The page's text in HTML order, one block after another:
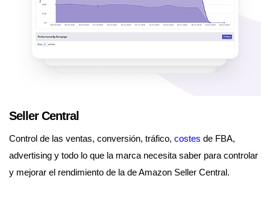
Seller Central
Control de las ventas, conversión, tráfico, costes de FBA,
advertising y todo lo que la marca necesita saber para controlar
y mejorar el rendimiento de la de Amazon Seller Central.